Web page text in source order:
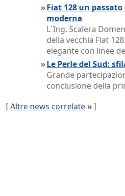
»Fiat 128 un
moderna
L´Ing. Scalera
della vecchia Fiat
elegante con linee
»Le Perle del Sud:
Grande
conclusione della
[Altre news correlate » ]